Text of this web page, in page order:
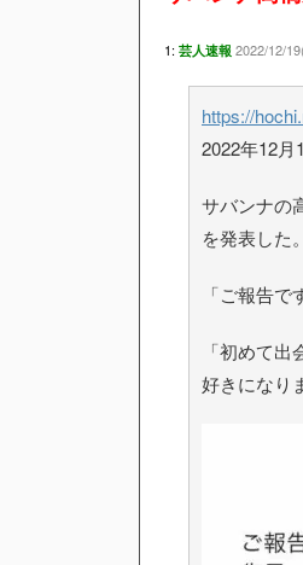
1: 芸人速報 2022/12/
https://
2022年12月
サバンナの
を発表した。
「ご報告
「初めて
好きになり